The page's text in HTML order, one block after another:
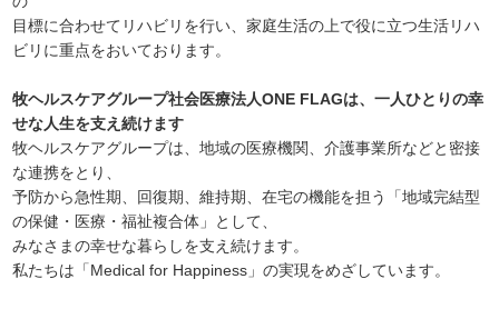
目標に合わせてリハビリを行い、家庭生活の上で役に立つ生活リハ
ビリに重点をおいております。
牧ヘルスケアグループ社会医療法人ONE FLAGは、一人ひとりの幸
せな人生を支え続けます
牧ヘルスケアグループは、地域の医療機関、介護事業所などと密接
な連携をとり、
予防から急性期、回復期、維持期、在宅の機能を担う「地域完結型
の保健・医療・福祉複合体」として、
みなさまの幸せな暮らしを支え続けます。
私たちは「Medical for Happiness」の実現をめざしています。